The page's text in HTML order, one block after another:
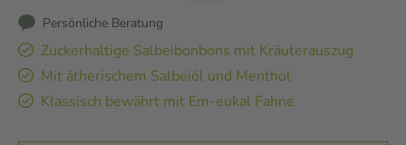
Persönliche Beratung
Zuckerhaltige Salbeibonbons mit Kräuterauszug
Mit ätherischem Salbeiöl und Menthol
Klassisch bewährt mit Em-eukal Fahne